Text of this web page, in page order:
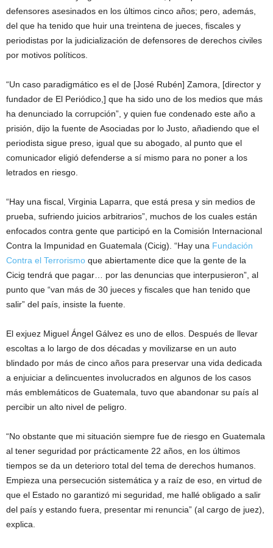
defensores asesinados en los últimos cinco años; pero, además,
del que ha tenido que huir una treintena de jueces, fiscales y
periodistas por la judicialización de defensores de derechos civiles
por motivos políticos.
“Un caso paradigmático es el de [José Rubén] Zamora, [director y
fundador de El Periódico,] que ha sido uno de los medios que más
ha denunciado la corrupción”, y quien fue condenado este año a
prisión, dijo la fuente de Asociadas por lo Justo, añadiendo que el
periodista sigue preso, igual que su abogado, al punto que el
comunicador eligió defenderse a sí mismo para no poner a los
letrados en riesgo.
“Hay una fiscal, Virginia Laparra, que está presa y sin medios de
prueba, sufriendo juicios arbitrarios”, muchos de los cuales están
enfocados contra gente que participó en la Comisión Internacional
Contra la Impunidad en Guatemala (Cicig). “Hay una Fundación
Contra el Terrorismo que abiertamente dice que la gente de la
Cicig tendrá que pagar… por las denuncias que interpusieron”, al
punto que “van más de 30 jueces y fiscales que han tenido que
salir” del país, insiste la fuente.
El exjuez Miguel Ángel Gálvez es uno de ellos. Después de llevar
escoltas a lo largo de dos décadas y movilizarse en un auto
blindado por más de cinco años para preservar una vida dedicada
a enjuiciar a delincuentes involucrados en algunos de los casos
más emblemáticos de Guatemala, tuvo que abandonar su país al
percibir un alto nivel de peligro.
“No obstante que mi situación siempre fue de riesgo en Guatemala
al tener seguridad por prácticamente 22 años, en los últimos
tiempos se da un deterioro total del tema de derechos humanos.
Empieza una persecución sistemática y a raíz de eso, en virtud de
que el Estado no garantizó mi seguridad, me hallé obligado a salir
del país y estando fuera, presentar mi renuncia” (al cargo de juez),
explica.